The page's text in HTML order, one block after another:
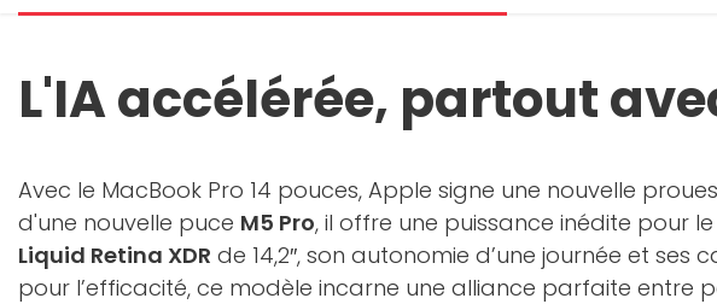
L'IA accélérée, partout
Avec le MacBook Pro 14 pouces, Apple signe une nouvelle
d'une nouvelle puce M5 Pro, il offre une puissance inédite pour
Liquid Retina XDR de 14,2″, son autonomie d’une journée et ses
pour l’efficacité, ce modèle incarne une alliance parfaite